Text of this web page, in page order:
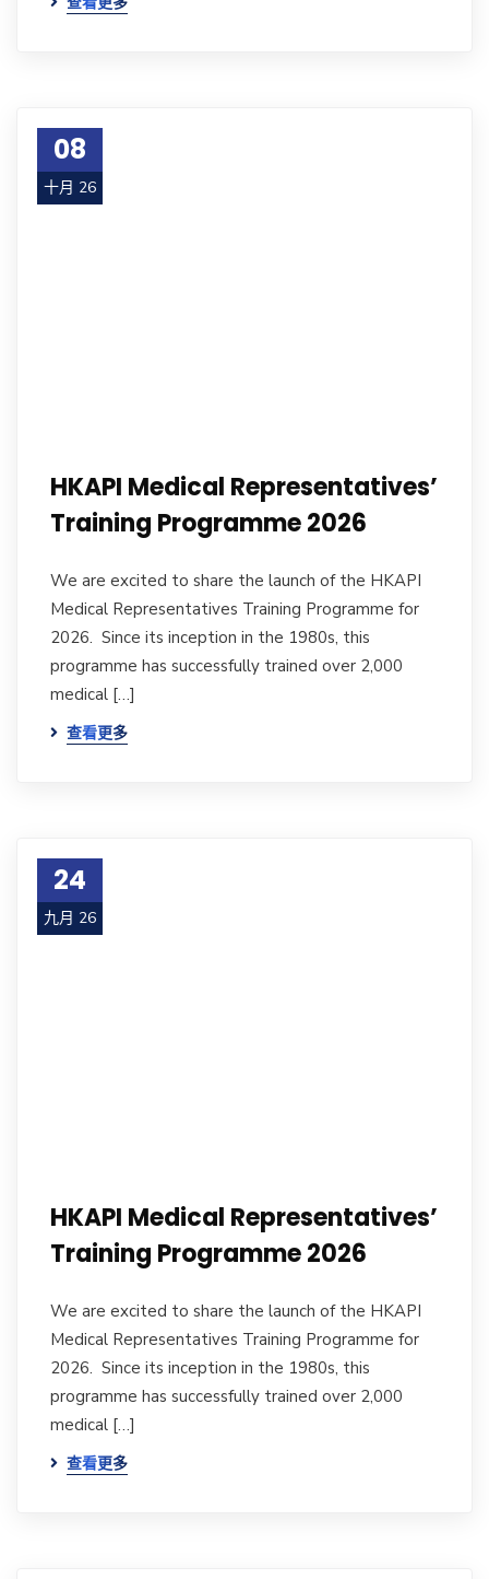
08
十月 26
HKAPI Medical Representatives’
Training Programme 2026
We are excited to share the launch of the HKAPI
Medical Representatives Training Programme for
2026. Since its inception in the 1980s, this
programme has successfully trained over 2,000
medical […]
查看更多
24
九月 26
HKAPI Medical Representatives’
Training Programme 2026
We are excited to share the launch of the HKAPI
Medical Representatives Training Programme for
2026. Since its inception in the 1980s, this
programme has successfully trained over 2,000
medical […]
查看更多